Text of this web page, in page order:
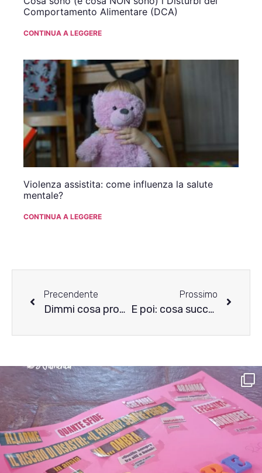
Comportamento Alimentare (DCA)
CONTINUA A LEGGERE
Violenza assistita: come influenza la salute
mentale?
CONTINUA A LEGGERE
Precendente
Dimmi cosa provi e sarò al tuo fianco: l’importanza dell’ascolto empatico
Prossimo
E poi: cosa succede dopo la fine del percorso di terapia?